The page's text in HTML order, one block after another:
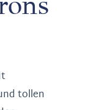
tollen